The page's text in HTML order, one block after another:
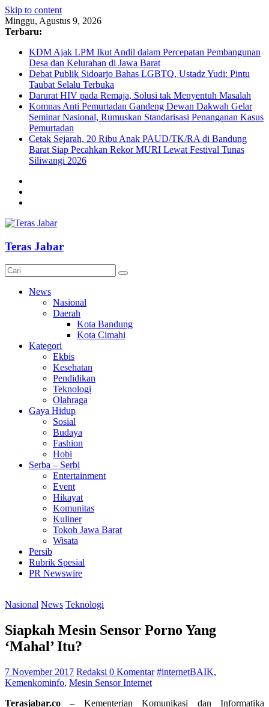
Skip to content
Minggu, Agustus 9, 2026
Terbaru:
KDM Ajak LPM Ikut Andil dalam Percepatan Pembangunan
Desa dan Kelurahan di Jawa Barat
Debat Publik Sidoarjo Bahas LGBTQ, Ustadz Yudi: Pintu
Taubat Selalu Terbuka
Darurat HIV pada Remaja, Solusi tak Menyentuh Masalah
Komnas Anti Pemurtadan Gandeng Dewan Dakwah Gelar
Seminar Nasional, Rumuskan Standarisasi Penanganan Kasus
Pemurtadan
Cetak Sejarah, 20 Ribu Anak PAUD/TK/RA di Bandung
Barat Siap Pecahkan Rekor MURI Lewat Festival Tunas
Siliwangi 2026
Teras Jabar
News
Nasional
Daerah
Kota Bandung
Kota Cimahi
Kategori
Ekbis
Kesehatan
Pendidikan
Teknologi
Olahraga
Gaya Hidup
Sosial
Budaya
Fashion
Hobi
Serba – Serbi
Entertainment
Event
Hikayat
Komunitas
Kuliner
Tokoh Jawa Barat
Wisata
Persib
Rubrik Spesial
PR Newswire
Nasional News Teknologi
Siapkah Mesin Sensor Porno Yang
‘Mahal’ Itu?
7 November 2017 Redaksi 0 Komentar #internetBAIK,
Kemenkominfo, Mesin Sensor Internet
Terasjabar.co– Kementerian Komunikasi dan Informatika